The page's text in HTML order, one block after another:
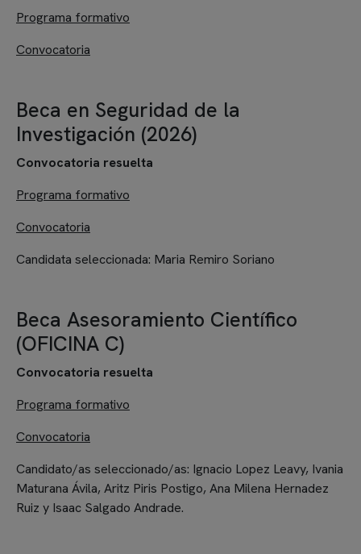
Programa formativo
Convocatoria
Beca en Seguridad de la
Investigación (2026)
Convocatoria resuelta
Programa formativo
Convocatoria
Candidata seleccionada: Maria Remiro Soriano
Beca Asesoramiento Científico
(OFICINA C)
Convocatoria resuelta
Programa formativo
Convocatoria
Candidato/as seleccionado/as: Ignacio Lopez Leavy, Ivania
Maturana Ávila, Aritz Piris Postigo, Ana Milena Hernadez
Ruiz y Isaac Salgado Andrade.